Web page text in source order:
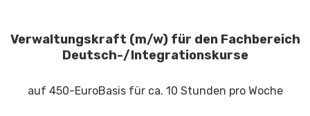
Verwaltungskraft (m/w) für den Fachbereich
Deutsch-/Integrationskurse
auf 450-EuroBasis für ca. 10 Stunden pro Woche